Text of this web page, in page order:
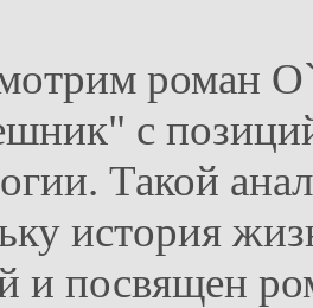
роман
с
Такой
история
и посвящен